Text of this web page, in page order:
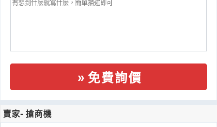
免費詢價
賣家- 搶商機